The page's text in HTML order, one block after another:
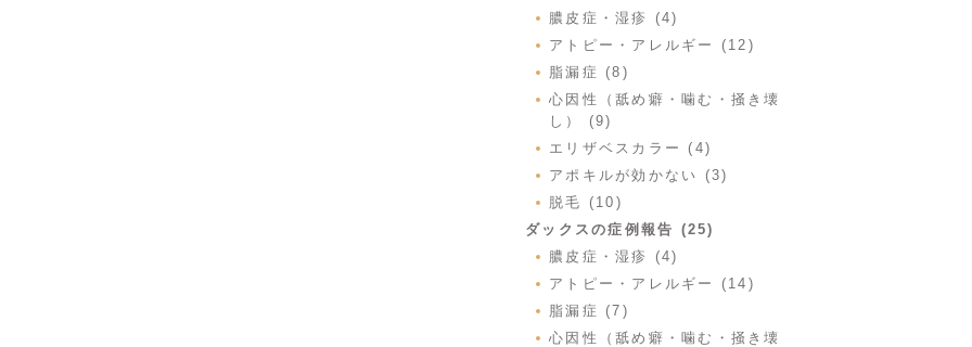
膿皮症・湿疹 (4)
アトピー・アレルギー (12)
脂漏症 (8)
心因性（舐め癖・噛む・掻き壊
し） (9)
エリザベスカラー (4)
アポキルが効かない (3)
脱毛 (10)
ダックスの症例報告 (25)
膿皮症・湿疹 (4)
アトピー・アレルギー (14)
脂漏症 (7)
心因性（舐め癖・噛む・掻き壊